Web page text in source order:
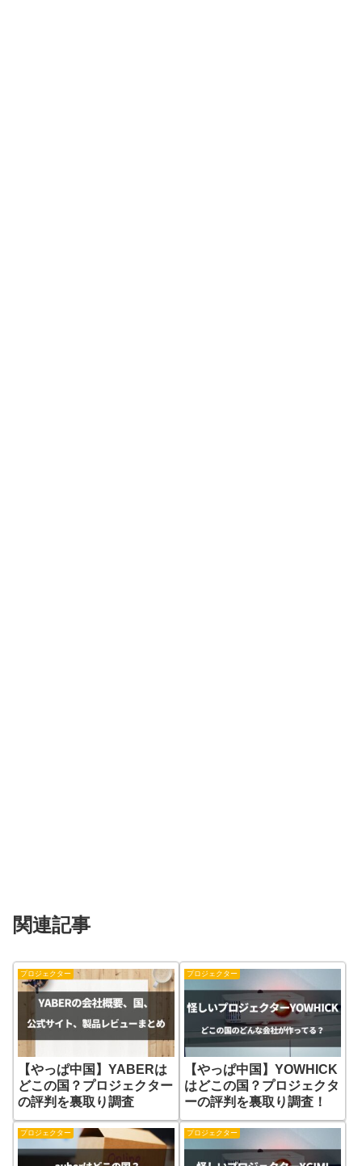
関連記事
プロジェクター
【やっぱ中国】YABERは
どこの国？プロジェクター
の評判を裏取り調査
プロジェクター
【やっぱ中国】YOWHICK
はどこの国？プロジェクタ
ーの評判を裏取り調査！
プロジェクター プロジェクター